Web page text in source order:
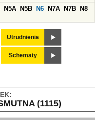
N5A N5B N6 N7A N7B
N8
Utrudnienia
Schematy
(1115)